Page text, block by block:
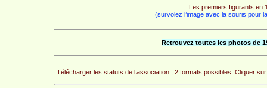
Les premiers figurants en
(survolez l’image avec la souris pour
Retrouvez toutes les photos de
Télécharger les statuts de l’association ; 2 formats possibles. Cliquer